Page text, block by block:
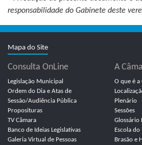
responsabilidade do Gabinete deste
Mapa do Site
Consulta OnLine
Legislação Municipal
Ordem do Dia e Atas de
Sessão/Audiência Pública
Proposituras
TV Câmara
Banco de Ideias Legislativas
Galeria Virtual de Pessoas
A
O que é a
Plenário
Sessões
Glossário
Escola
Brasão e